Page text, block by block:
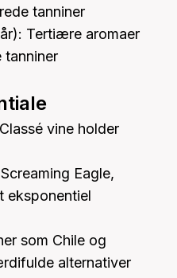
tanniner
Tertiære aromaer
tanniner
vine holder
Eagle,
eksponentiel
som Chile og
alternativer